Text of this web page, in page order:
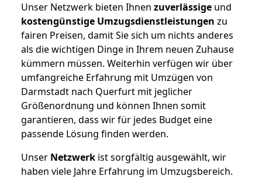
Unser Netzwerk bieten Ihnen zuverlässige und
kostengünstige Umzugsdienstleistungen zu
fairen Preisen, damit Sie sich um nichts anderes
als die wichtigen Dinge in Ihrem neuen Zuhause
kümmern müssen. Weiterhin verfügen wir über
umfangreiche Erfahrung mit Umzügen von
Darmstadt nach Querfurt mit jeglicher
Größenordnung und können Ihnen somit
garantieren, dass wir für jedes Budget eine
passende Lösung finden werden.
Unser Netzwerk ist sorgfältig ausgewählt, wir
haben viele Jahre Erfahrung im Umzugsbereich.